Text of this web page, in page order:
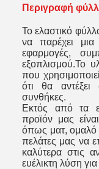
Περιγραφή
Το ελαστικό
να παρέχει
εφαρμογές,
εξοπλισμού.Το
που
ότι θα αντέξει
συνθήκες.
Εκτός από τα
προϊόν μας
όπως ματ, ομαλό
πελάτες μας να
καλύτερα στις
ευέλικτη λύση